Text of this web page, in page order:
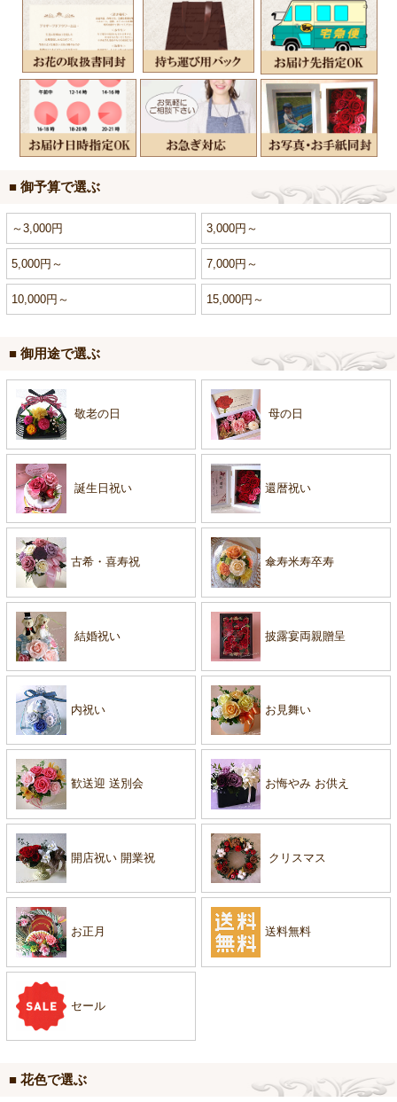
■ 御予算で選ぶ
～3,000円 3,000円～
5,000円～ 7,000円～
10,000円～ 15,000円～
■ 御用途で選ぶ
敬老の日 母の日
誕生日祝い 還暦祝い
古希・喜寿祝 傘寿米寿卒寿
結婚祝い 披露宴両親贈呈
内祝い お見舞い
歓送迎 送別会 お悔やみ お供え
開店祝い 開業祝 クリスマス
お正月 送料無料
セール
■ 花色で選ぶ